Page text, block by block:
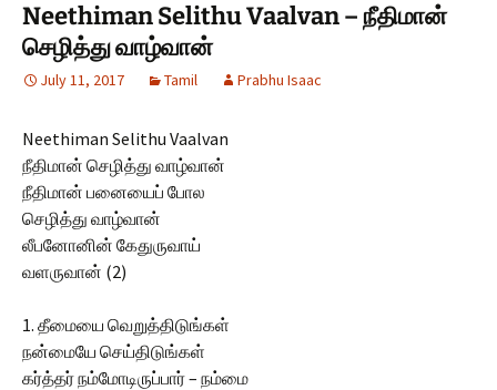
Neethiman Selithu Vaalvan – நீதிமான்
செழித்து வாழ்வான்
July 11, 2017 Tamil Prabhu Isaac
Neethiman Selithu Vaalvan
நீதிமான் செழித்து வாழ்வான்
நீதிமான் பனையைப் போல
செழித்து வாழ்வான்
லீபனோனின் கேதுருவாய்
வளருவான் (2)
1. தீமையை வெறுத்திடுங்கள்
நன்மையே செய்திடுங்கள்
கர்த்தர் நம்மோடிருப்பார் – நம்மை